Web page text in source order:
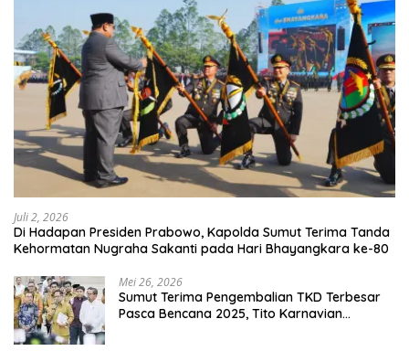
Juli 2, 2026
Di Hadapan Presiden Prabowo, Kapolda Sumut Terima Tanda
Kehormatan Nugraha Sakanti pada Hari Bhayangkara ke-80
Mei 26, 2026
Sumut Terima Pengembalian TKD Terbesar
Pasca Bencana 2025, Tito Karnavian